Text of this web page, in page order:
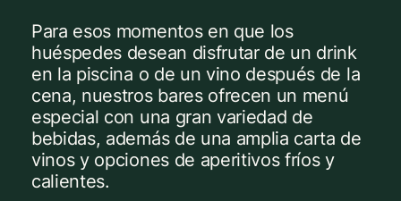
Para esos momentos en que los
huéspedes desean disfrutar de un drink
en la piscina o de un vino después de la
cena, nuestros bares ofrecen un menú
especial con una gran variedad de
bebidas, además de una amplia carta de
vinos y opciones de aperitivos fríos y
calientes.